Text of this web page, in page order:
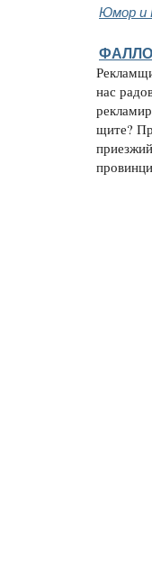
Юмор и
нас
щите?